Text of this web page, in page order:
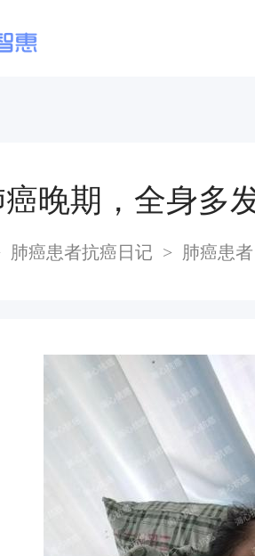
晚期，全身多
肺癌患者抗癌日记 > 肺癌患